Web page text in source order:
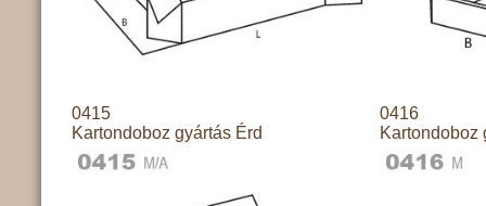
0415
Kartondoboz gyártás Érd
0416
Kartondoboz